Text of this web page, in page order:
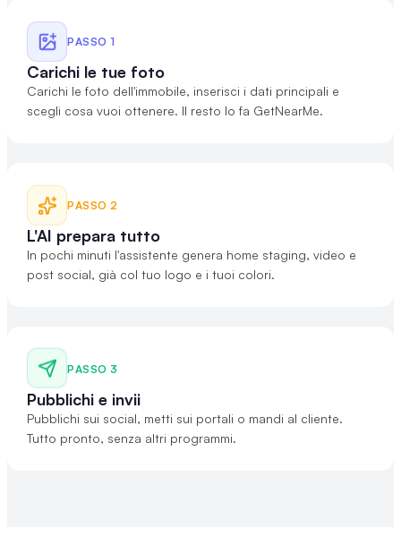
PASSO 1
Carichi le tue foto
Carichi le foto dell'immobile, inserisci i dati principali e
scegli cosa vuoi ottenere. Il resto lo fa GetNearMe.
PASSO 2
L'AI prepara tutto
In pochi minuti l'assistente genera home staging, video e
post social, già col tuo logo e i tuoi colori.
PASSO 3
Pubblichi e invii
Pubblichi sui social, metti sui portali o mandi al cliente.
Tutto pronto, senza altri programmi.